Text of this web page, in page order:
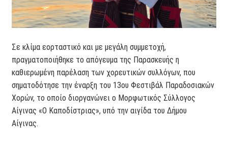
Σε κλίμα εορταστικό και με μεγάλη συμμετοχή,
πραγματοποιήθηκε το απόγευμα της Παρασκευής η
καθιερωμένη παρέλαση των χορευτικών συλλόγων, που
σηματοδότησε την έναρξη του 13ου Φεστιβάλ Παραδοσιακών
Χορών, το οποίο διοργανώνει ο Μορφωτικός Σύλλογος
Αίγινας «Ο Καποδίστριας», υπό την αιγίδα του Δήμου
Αίγινας.